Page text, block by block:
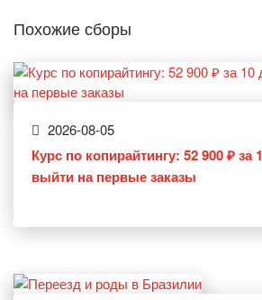
Похожие сборы
2026-08-05
Курс по копирайтингу: 52 900 ₽ за
выйти на первые заказы